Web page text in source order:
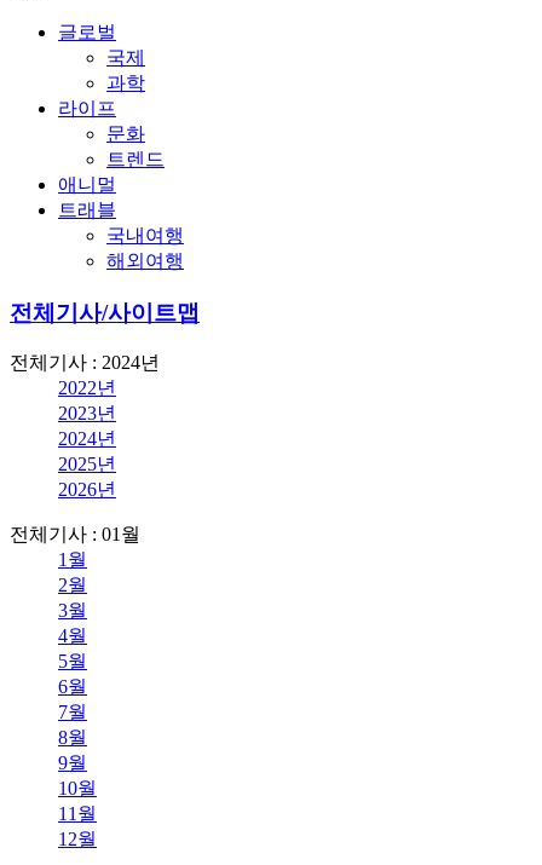
글로벌
국제
과학
라이프
문화
트렌드
애니멀
트래블
국내여행
해외여행
전체기사/사이트맵
전체기사 : 2024년
2022년
2023년
2024년
2025년
2026년
전체기사 : 01월
1월
2월
3월
4월
5월
6월
7월
8월
9월
10월
11월
12월